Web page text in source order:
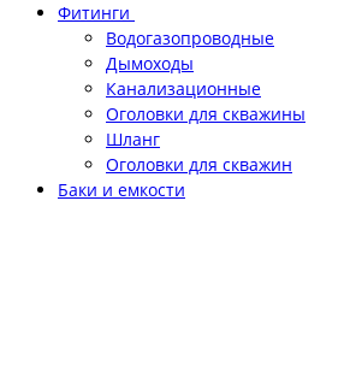
Фитинги
Водогазопроводные
Дымоходы
Канализационные
Оголовки для скважины
Шланг
Оголовки для скважин
Баки и емкости